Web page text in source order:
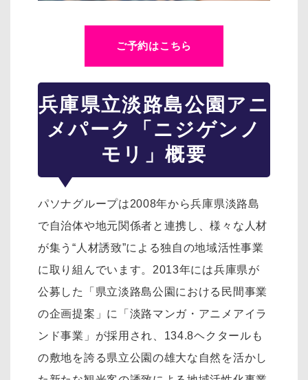
ご予約はこちら
兵庫県立淡路島公園アニ
メパーク「ニジゲンノ
モリ」概要
パソナグループは2008年から兵庫県淡路島
で自治体や地元関係者と連携し、様々な人材
が集う“人材誘致”による独自の地域活性事業
に取り組んでいます。2013年には兵庫県が
公募した「県立淡路島公園における民間事業
の企画提案」に「淡路マンガ・アニメアイラ
ンド事業」が採用され、134.8ヘクタールも
の敷地を誇る県立公園の雄大な自然を活かし